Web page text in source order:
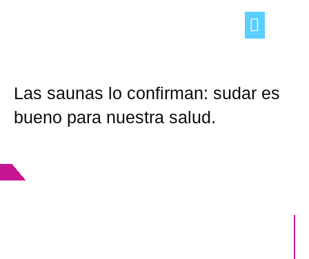
Las saunas lo confirman: sudar es
bueno para nuestra salud.